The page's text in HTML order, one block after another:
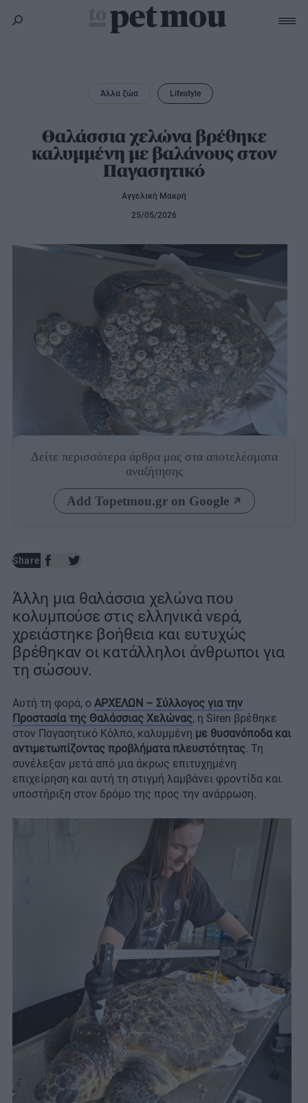
Εκπαίδευση
Lifestyle
Διατροφή
Άλλα κατοικίδια
Lifestyle
Άλλα ζώα
Θαλάσσια χελώνα βρέθηκε
καλυμμένη με βαλάνους στον
Παγασητικό
Αγγελική Μακρή
25/05/2026
Δείτε περισσότερα άρθρα μας στα αποτελέσματα
αναζήτησης
Add Topetmou.gr on Google
Share
Άλλη μια θαλάσσια χελώνα που
κολυμπούσε στις ελληνικά νερά,
χρειάστηκε βοήθεια και ευτυχώς
βρέθηκαν οι κατάλληλοι άνθρωποι για
τη σώσουν.
Αυτή τη φορά, ο ΑΡΧΕΛΩΝ – Σύλλογος για την
Προστασία της Θαλάσσιας Χελώνας, η Siren βρέθηκε
στον Παγασητικό Κόλπο, καλυμμένη με θυσανόποδα και
αντιμετωπίζοντας προβλήματα πλευστότητας. Τη
συνέλεξαν μετά από μια άκρως επιτυχημένη
επιχείρηση και αυτή τη στιγμή λαμβάνει φροντίδα και
υποστήριξη στον δρόμο της προς την ανάρρωση.